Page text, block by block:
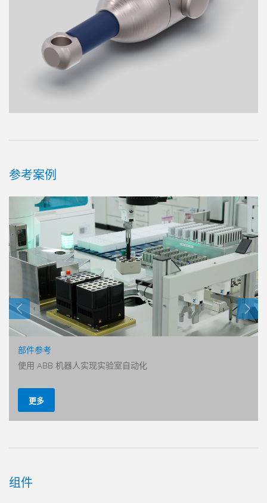
参考案例
部件参考
使用 ABB 机器人实现实验室自动化
更多
工具快换
FWR 系列
组件